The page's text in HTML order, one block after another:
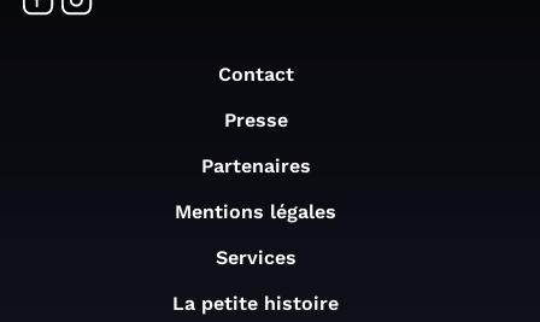
Contact
Presse
Partenaires
Mentions légales
Services
La petite histoire